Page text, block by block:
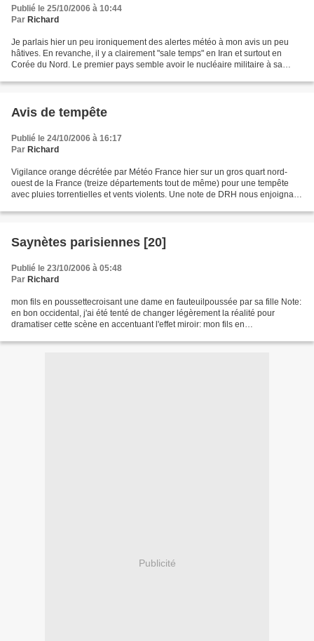
Publié le 25/10/2006 à 10:44
Par Richard
Je parlais hier un peu ironiquement des alertes météo à mon avis un peu
hâtives. En revanche, il y a clairement "sale temps" en Iran et surtout en
Corée du Nord. Le premier pays semble avoir le nucléaire militaire à sa
Avis de tempête
Publié le 24/10/2006 à 16:17
Par Richard
Vigilance orange décrétée par Météo France hier sur un gros quart nord-
ouest de la France (treize départements tout de même) pour une tempête
avec pluies torrentielles et vents violents. Une note de DRH nous enjoignant
Saynètes parisiennes [20]
Publié le 23/10/2006 à 05:48
Par Richard
mon fils en poussettecroisant une dame en fauteuilpoussée par sa fille Note:
en bon occidental, j'ai été tenté de changer légèrement la réalité pour
dramatiser cette scène en accentuant l'effet miroir: mon fils en
Publicité